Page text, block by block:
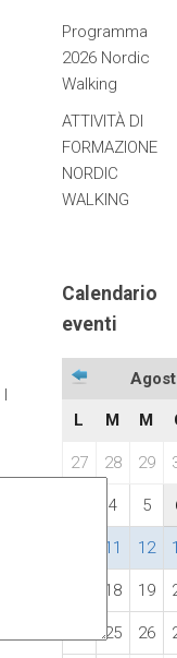
I
Programma
2026 Nordic
Walking
ATTIVITÀ DI
FORMAZIONE
NORDIC
WALKING
Calendario
eventi
L M M
27 28 29
4 5
11 12
18 19
25 26